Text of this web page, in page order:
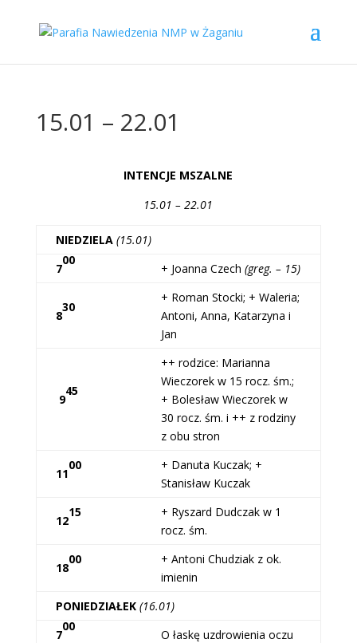
15.01 – 22.01
INTENCJE MSZALNE
15.01 – 22.01
NIEDZIELA (15.01)
7
00
+ Joanna Czech (greg. – 15)
8
30
+ Roman Stocki; + Waleria;
Antoni, Anna, Katarzyna i
Jan
9
45
++ rodzice: Marianna
Wieczorek w 15 rocz. śm.;
+ Bolesław Wieczorek w
30 rocz. śm. i ++ z rodziny
z obu stron
11
00
+ Danuta Kuczak; +
Stanisław Kuczak
12
15
+ Ryszard Dudczak w 1
rocz. śm.
18
00
+ Antoni Chudziak z ok.
imienin
PONIEDZIAŁEK (16.01)
7
00
O łaskę uzdrowienia oczu